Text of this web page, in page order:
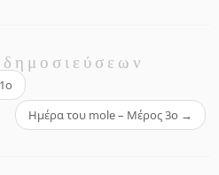
Ημέρα του mole – Μέρος 3ο →